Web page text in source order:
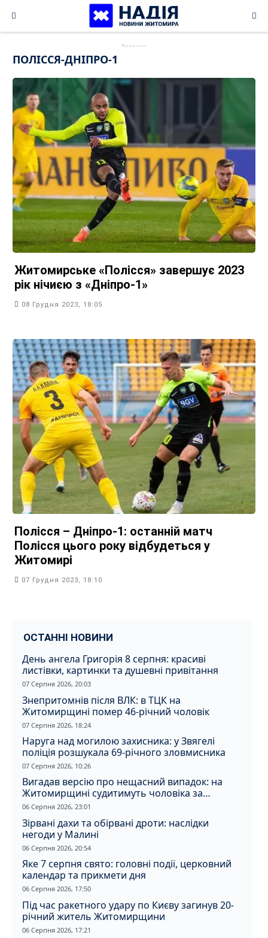
content
ПОЛІССЯ-ДНІПРО-1
Житомирське «Полісся» завершує 2023
рік нічиєю з «Дніпро-1»
08 Грудня 2023, 18:05
Полісся – Дніпро-1: останній матч
Полісся цього року відбудеться у
Житомирі
07 Грудня 2023, 18:10
ОСТАННІ НОВИНИ
День ангела Григорія 8 серпня: красиві
листівки, картинки та душевні привітання
07 Серпня 2026, 20:03
Знепритомнів після ВЛК: в ТЦК на
Житомирщині помер 46-річний чоловік
07 Серпня 2026, 18:24
Наруга над могилою захисника: у Звягелі
поліція розшукала 69-річного зловмисника
07 Серпня 2026, 10:26
Вигадав версію про нещасний випадок: на
Житомирщині судитимуть чоловіка за
вбивство співмешканки
06 Серпня 2026, 23:01
Зірвані дахи та обірвані дроти: наслідки
негоди у Малині
06 Серпня 2026, 20:54
Яке 7 серпня свято: головні події, церковний
календар та прикмети дня
06 Серпня 2026, 17:50
Під час ракетного удару по Києву загинув 20-
річний житель Житомирщини
06 Серпня 2026, 17:21